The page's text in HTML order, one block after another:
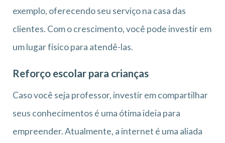
exemplo, oferecendo seu serviço na casa das
clientes. Com o crescimento, você pode investir em
um lugar físico para atendê-las.
Reforço escolar para crianças
Caso você seja professor, investir em compartilhar
seus conhecimentos é uma ótima ideia para
empreender. Atualmente, a internet é uma aliada